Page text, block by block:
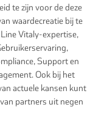
te zijn voor de deze
waardecreatie bij te
Vitaly-expertise,
Support en
Ook bij het
actuele kansen kunt
partners uit negen